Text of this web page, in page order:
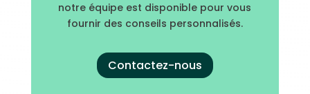
notre équipe est disponible pour vous
fournir des conseils personnalisés.
Contactez-nous